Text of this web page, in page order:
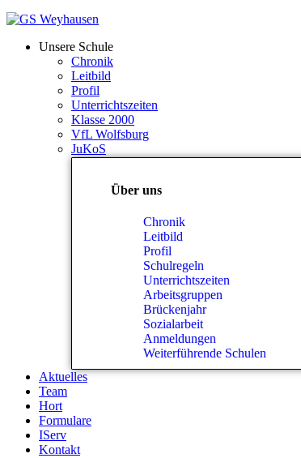
Unsere Schule
Chronik
Leitbild
Profil
Unterrichtszeiten
Klasse 2000
VfL Wolfsburg
JuKoS
Über uns
Chronik
Leitbild
Profil
Schulregeln
Unterrichtszeiten
Arbeitsgruppen
Brückenjahr
Sozialarbeit
Anmeldungen
Weiterführende Schulen
Aktuelles
Team
Hort
Formulare
IServ
Kontakt